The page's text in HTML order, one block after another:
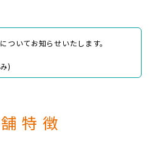
ついてお知らせいたします。
)
特徴